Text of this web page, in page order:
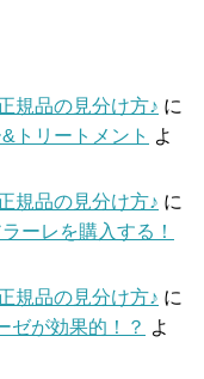
規品の見分け方♪ に
トリートメント よ
規品の見分け方♪ に
ーレを購入する！
規品の見分け方♪ に
ゼが効果的！？ よ